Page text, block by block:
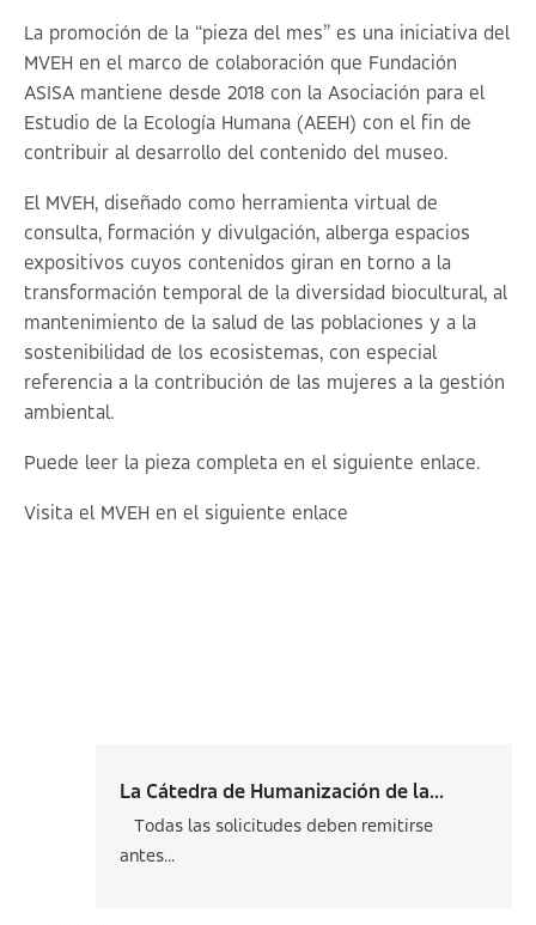
La promoción de la “pieza del mes” es una iniciativa del
MVEH en el marco de colaboración que Fundación
ASISA mantiene desde 2018 con la Asociación para el
Estudio de la Ecología Humana (AEEH) con el fin de
contribuir al desarrollo del contenido del museo.
El MVEH, diseñado como herramienta virtual de
consulta, formación y divulgación, alberga espacios
expositivos cuyos contenidos giran en torno a la
transformación temporal de la diversidad biocultural, al
mantenimiento de la salud de las poblaciones y a la
sostenibilidad de los ecosistemas, con especial
referencia a la contribución de las mujeres a la gestión
ambiental.
Puede leer la pieza completa en el siguiente enlace.
Visita el MVEH en el siguiente enlace
La Cátedra de Humanización de la...
Todas las solicitudes deben remitirse
antes...